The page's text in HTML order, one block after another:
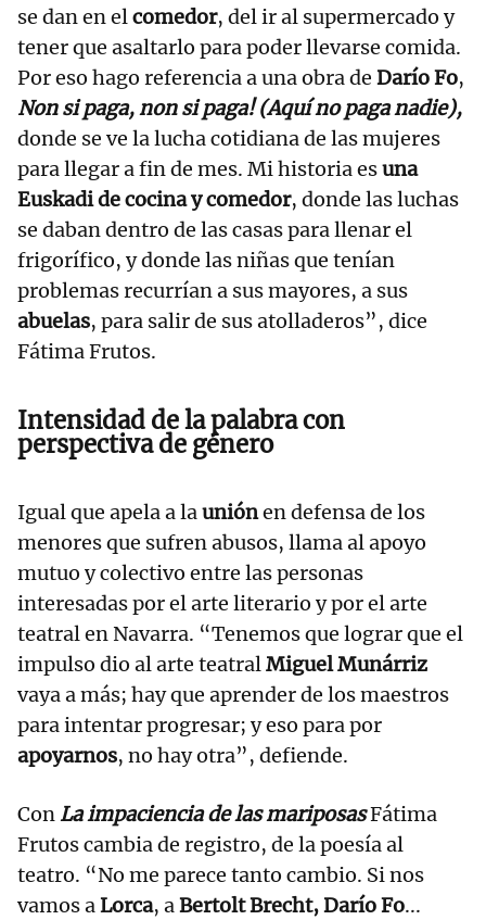
se dan en elcomedor, del ir al supermercado y
tener que asaltarlo para poder llevarse comida.
Por eso hago referencia a una obra de Darío Fo,
Non si paga, non si paga! (Aquí no paga nadie),
donde se ve la lucha cotidiana de las mujeres
para llegar a fin de mes. Mi historia esuna
Euskadi de cocina y comedor, donde las luchas
se daban dentro de las casas para llenar el
frigorífico, y donde las niñas que tenían
problemas recurrían a sus mayores, a sus
abuelas, para salir de sus atolladeros”, dice
Fátima Frutos.
Intensidad de la palabra con
perspectiva de género
Igual que apela a launiónen defensa de los
menores que sufren abusos, llama al apoyo
mutuo y colectivo entre las personas
interesadas por el arte literario y por el arte
teatral en Navarra. “Tenemos que lograr que el
impulso dio al arte teatralMiguel Munárriz
vaya a más; hay que aprender de los maestros
para intentar progresar; y eso para por
apoyarnos, no hay otra”, defiende.
ConLa impaciencia de las mariposasFátima
Frutos cambia de registro, de la poesía al
teatro. “No me parece tanto cambio. Si nos
vamos aLorca, aBertolt Brecht, Darío Fo...